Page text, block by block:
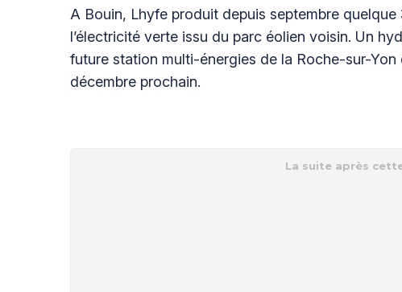
A Bouin, Lhyfe produit depuis septembre
l’électricité verte issu du parc éolien voisin. Un
future station multi-énergies de la Roche-sur-
décembre prochain.